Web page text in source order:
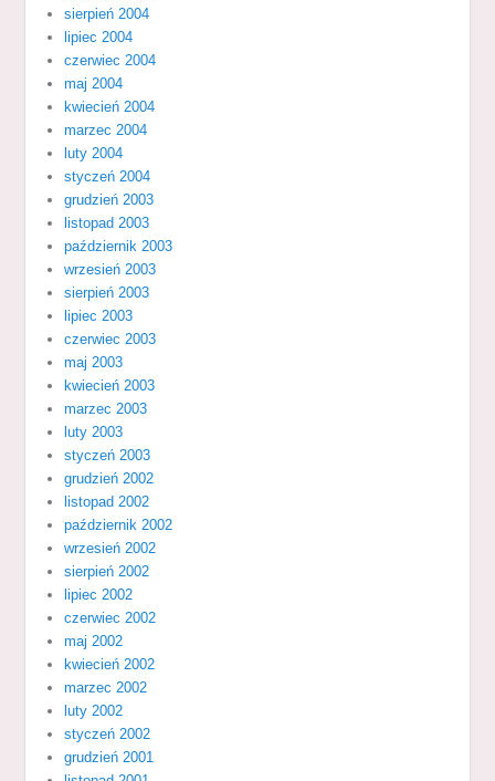
sierpień 2004
lipiec 2004
czerwiec 2004
maj 2004
kwiecień 2004
marzec 2004
luty 2004
styczeń 2004
grudzień 2003
listopad 2003
październik 2003
wrzesień 2003
sierpień 2003
lipiec 2003
czerwiec 2003
maj 2003
kwiecień 2003
marzec 2003
luty 2003
styczeń 2003
grudzień 2002
listopad 2002
październik 2002
wrzesień 2002
sierpień 2002
lipiec 2002
czerwiec 2002
maj 2002
kwiecień 2002
marzec 2002
luty 2002
styczeń 2002
grudzień 2001